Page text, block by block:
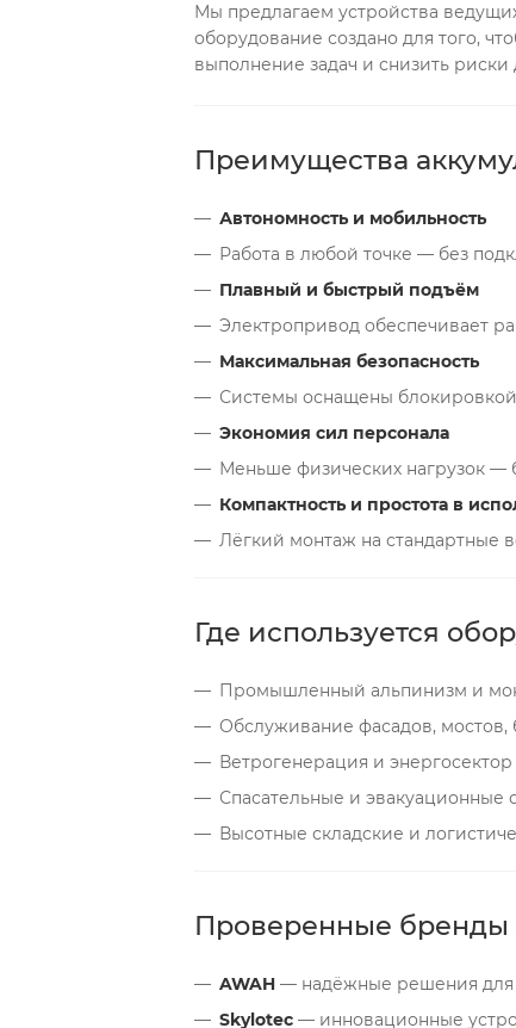
Мы предлагаем устройства
оборудование создано для того,
выполнение задач и снизить риски
Преимущества
Автономность и мобильность
Работа в любой точке — без
Плавный и быстрый подъём
Электропривод обеспечивает
Максимальная безопасность
Системы оснащены
Экономия сил персонала
Меньше физических нагрузок —
Компактность и простота в
Лёгкий монтаж на стандартные
Где используется
Промышленный альпинизм и
Обслуживание фасадов, мостов,
Ветрогенерация и энергосектор
Спасательные и эвакуационные
Высотные складские и
Проверенные бренды
AWAH — надёжные решения для
Skylotec — инновационные